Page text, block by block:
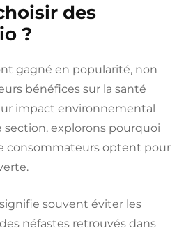
des
?
gagné en popularité, non
bénéfices sur la santé
impact environnemental
section, explorons pourquoi
consommateurs optent pour
souvent éviter les
néfastes retrouvés dans